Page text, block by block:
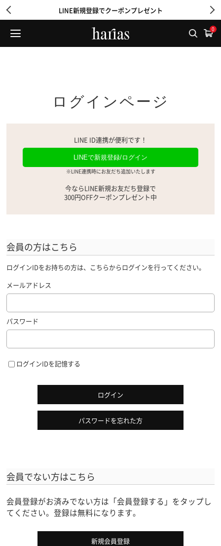
LINE新規登録でクーポンプレゼント
0
ログインページ
LINE ID連携が便利です！
LINEで新規登録/ログイン
※LINE連携時にお友だち追加いたします
今ならLINE新規お友だち登録で
300円OFFクーポンプレゼント中
会員の方はこちら
ログインIDをお持ちの方は、こちらからログインを行ってください。
メールアドレス
パスワード
ログインIDを記憶する
ログイン
パスワードを忘れた方
会員でない方はこちら
会員登録がお済みでない方は「会員登録する」をタップし
てください。登録は無料になります。
新規会員登録